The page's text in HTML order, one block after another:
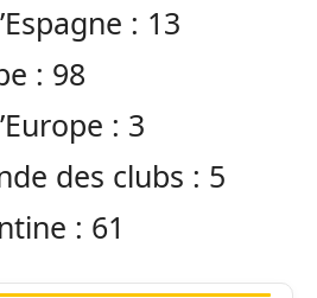
: 13
: 98
: 3
des clubs : 5
: 61